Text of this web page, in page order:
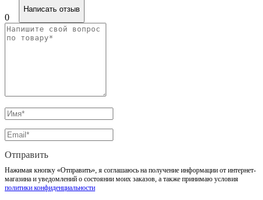
0
Написать отзыв
Отправить
Нажимая кнопку «Отправить», я соглашаюсь на получение информации от интернет-
магазина и уведомлений о состоянии моих заказов, а также принимаю условия
политики конфиденциальности